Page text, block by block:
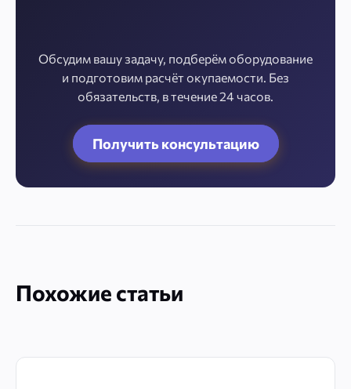
Обсудим вашу задачу, подберём оборудование
и подготовим расчёт окупаемости. Без
обязательств, в течение 24 часов.
Похожие статьи